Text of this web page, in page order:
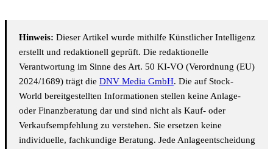
Hinweis: Dieser Artikel wurde mithilfe Künstlicher Intelligenz
erstellt und redaktionell geprüft. Die redaktionelle
Verantwortung im Sinne des Art. 50 KI-VO (Verordnung (EU)
2024/1689) trägt die DNV Media GmbH. Die auf Stock-
World bereitgestellten Informationen stellen keine Anlage-
oder Finanzberatung dar und sind nicht als Kauf- oder
Verkaufsempfehlung zu verstehen. Sie ersetzen keine
individuelle, fachkundige Beratung. Jede Anlageentscheidung